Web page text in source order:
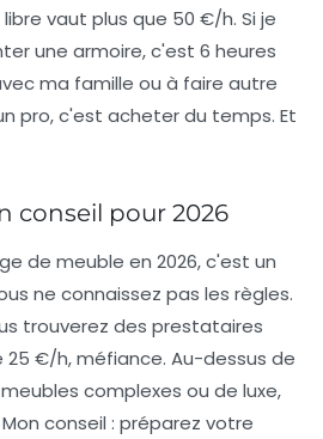
vaut plus que 50 €/h. Si je
une armoire, c'est 6 heures
ma famille ou à faire autre
pro, c'est acheter du temps. Et
conseil pour 2026
de meuble en 2026, c'est un
ne connaissez pas les règles.
trouverez des prestataires
25 €/h, méfiance. Au-dessus de
complexes ou de luxe,
conseil : préparez votre